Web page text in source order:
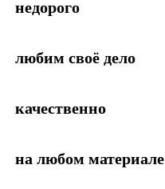
недорого
любим своё дело
качественно
на любом материале